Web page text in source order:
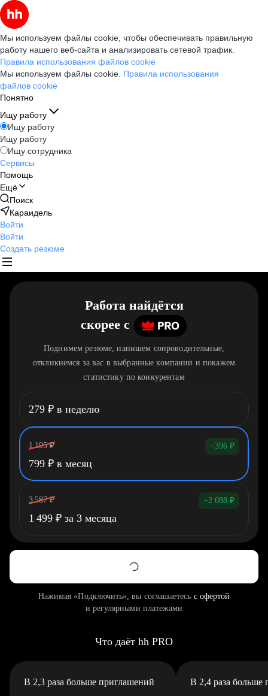
Мы используем файлы cookie, чтобы обеспечивать правильную
работу нашего веб-сайта и анализировать сетевой трафик.
Правила использования файлов cookie
Мы используем файлы cookie. Правила использования
файлов cookie
Понятно
Ищу работу
Ищу работу
Ищу работу
Ищу сотрудника
Сервисы
Помощь
Ещё
Поиск
Караидель
Войти
Войти
Создать резюме
Работа найдётся
скорее c
Поднимем резюме, напишем сопроводительные,
откликнемся за вас в выбранные компании и покажем
статистику по конкурентам
279 ₽ в неделю
1 195 ₽ −396 ₽
799 ₽ в месяц
3 587 ₽ −2 088 ₽
1 499 ₽ за 3 месяца
Нажимая «Подключить», вы соглашаетесь с офертой
и регулярными платежами
Что даёт hh PRO
В 2,3 раза больше приглашений В 2,4 раза больше